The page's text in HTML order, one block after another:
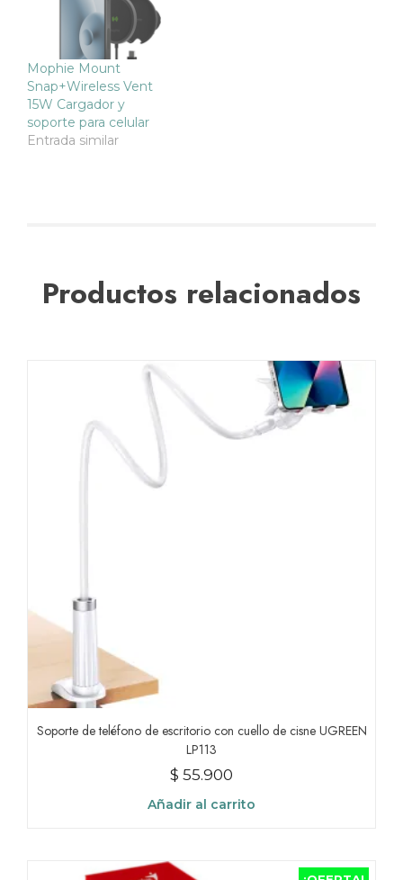
Mophie Mount
Snap+Wireless Vent
15W Cargador y
soporte para celular
Entrada similar
Productos relacionados
Soporte de teléfono de escritorio con cuello de cisne UGREEN
LP113
$ 55.900
Añadir al carrito